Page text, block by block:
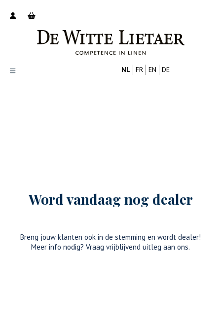
Contact
NL FR EN DE
Word vandaag nog dealer
Breng jouw klanten ook in de stemming en wordt dealer!
Meer info nodig? Vraag vrijblijvend uitleg aan ons.